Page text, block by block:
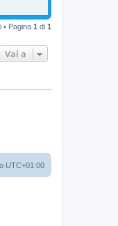
• Pagina 1 di 1
Vai a
UTC+01:00